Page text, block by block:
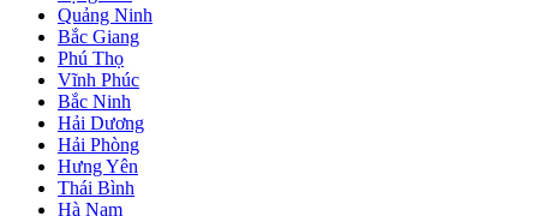
Quảng Ninh
Bắc Giang
Phú Thọ
Vĩnh Phúc
Bắc Ninh
Hải Dương
Hải Phòng
Hưng Yên
Thái Bình
Hà Nam